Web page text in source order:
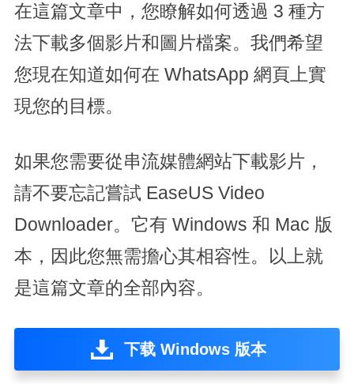
在這篇文章中，您瞭解如何透過 3 種方
法下載多個影片和圖片檔案。我們希望
您現在知道如何在 WhatsApp 網頁上實
現您的目標。
如果您需要從串流媒體網站下載影片，
請不要忘記嘗試 EaseUS Video
Downloader。它有 Windows 和 Mac 版
本，因此您無需擔心其相容性。以上就
是這篇文章的全部內容。
下载 Windows 版本